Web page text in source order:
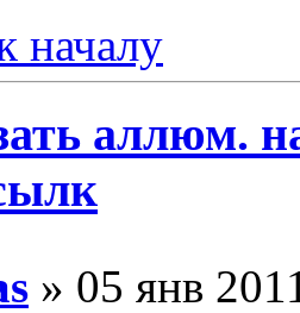
началу
аллюм.
» 05 янв